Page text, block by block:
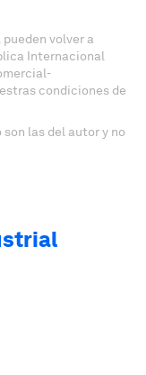
volver a
Internacional
condiciones de
las del autor y no